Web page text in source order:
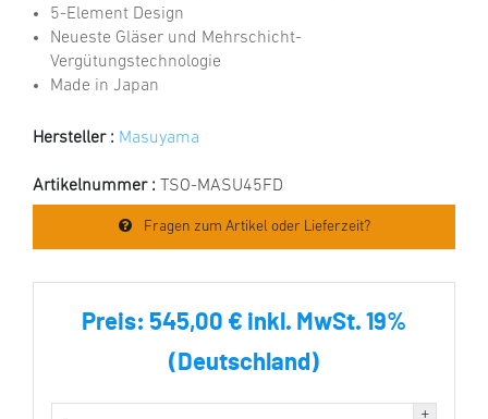
5-Element Design
Neueste Gläser und Mehrschicht-
Vergütungstechnologie
Made in Japan
Hersteller : Masuyama
Artikelnummer : TSO-MASU45FD
Fragen zum Artikel oder Lieferzeit?
Preis: 545,00 € inkl. MwSt. 19%
(Deutschland)